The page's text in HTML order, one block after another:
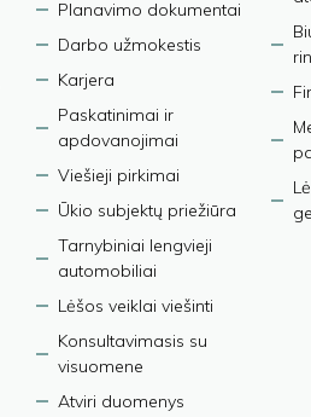
Planavimo dokumentai
Darbo užmokestis
Karjera
Paskatinimai ir
apdovanojimai
Viešieji pirkimai
Ūkio subjektų priežiūra
Tarnybiniai lengvieji
automobiliai
Lėšos veiklai viešinti
Konsultavimasis su
visuomene
Atviri duomenys